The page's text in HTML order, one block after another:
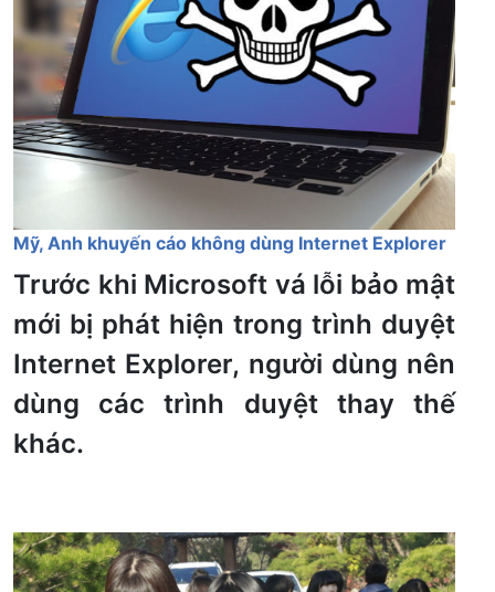
Mỹ, Anh khuyến cáo không dùng Internet Explorer
Trước khi Microsoft vá lỗi bảo mật
mới bị phát hiện trong trình duyệt
Internet Explorer, người dùng nên
dùng các trình duyệt thay thế
khác.